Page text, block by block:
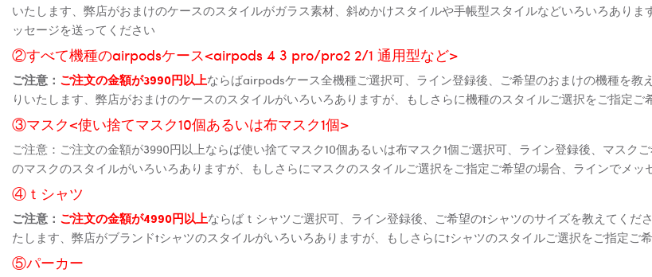
いたします、弊店がおまけのケースのスタイルがガラス素材、斜めかけスタイルや手帳型スタイルなどいろいろあり
ッセージを送ってください
②すべて機種のairpodsケース<airpods 4 3 pro/pro2 2/1 通用型など>
ご注意： ご注文の金額が3990円以上ならばairpodsケース全機種ご選択可、ライン登録後、ご希望のおまけの機種を
りいたします、弊店がおまけのケースのスタイルがいろいろありますが、もしさらに機種のスタイルご選択をご指定
③マスク<使い捨てマスク10個あるいは布マスク1個>
ご注意：ご注文の金額が3990円以上ならば使い捨てマスク10個あるいは布マスク1個ご選択可、ライン登録後、マス
のマスクのスタイルがいろいろありますが、もしさらにマスクのスタイルご選択をご指定ご希望の場合、ラインでメッ
④ｔシャツ
ご注意： ご注文の金額が4990円以上ならばｔシャツご選択可、ライン登録後、ご希望のtシャツのサイズを教えてく
たします、弊店がブランドtシャツのスタイルがいろいろありますが、もしさらにtシャツのスタイルご選択をご指定ご
⑤パーカー